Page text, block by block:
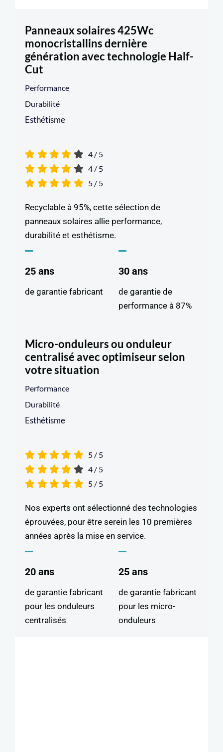
Panneaux solaires 425Wc
monocristallins dernière
génération avec technologie Half-
Cut
Performance
Durabilité
Esthétisme
4/ 5
4/ 5
5/ 5
Recyclable à 95%, cette sélection de
panneaux solaires allie performance,
durabilité et esthétisme.
25 ans
de garantie fabricant
30 ans
de garantie de
performance à 87%
Micro-onduleurs ou onduleur
centralisé avec optimiseur selon
votre situation
Performance
Durabilité
Esthétisme
5/ 5
4/ 5
5/ 5
Nos experts ont sélectionné des technologies
éprouvées, pour être serein les 10 premières
années après la mise en service.
20 ans
de garantie fabricant
pour les onduleurs
centralisés
25 ans
de garantie fabricant
pour les micro-
onduleurs